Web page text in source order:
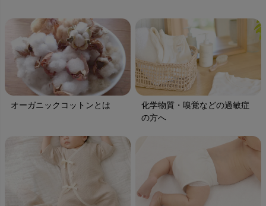
オーガニックコットンとは
化学物質・嗅覚などの過敏症
の方へ